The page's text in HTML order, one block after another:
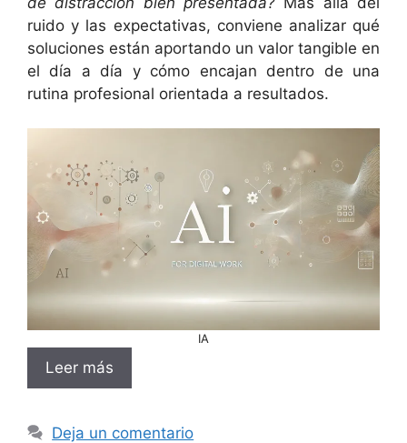
ruido y las expectativas, conviene analizar qué
soluciones están aportando un valor tangible en
el día a día y cómo encajan dentro de una
rutina profesional orientada a resultados.
IA
Leer más
Deja un comentario